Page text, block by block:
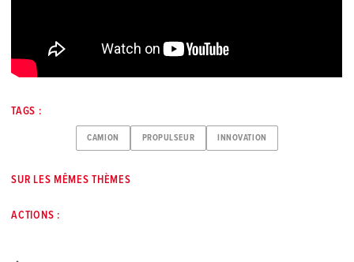
TAGS :
CAMION PROPULSEUR INNOVATION
SUR LES MÊMES THÈMES
ACTIONS :